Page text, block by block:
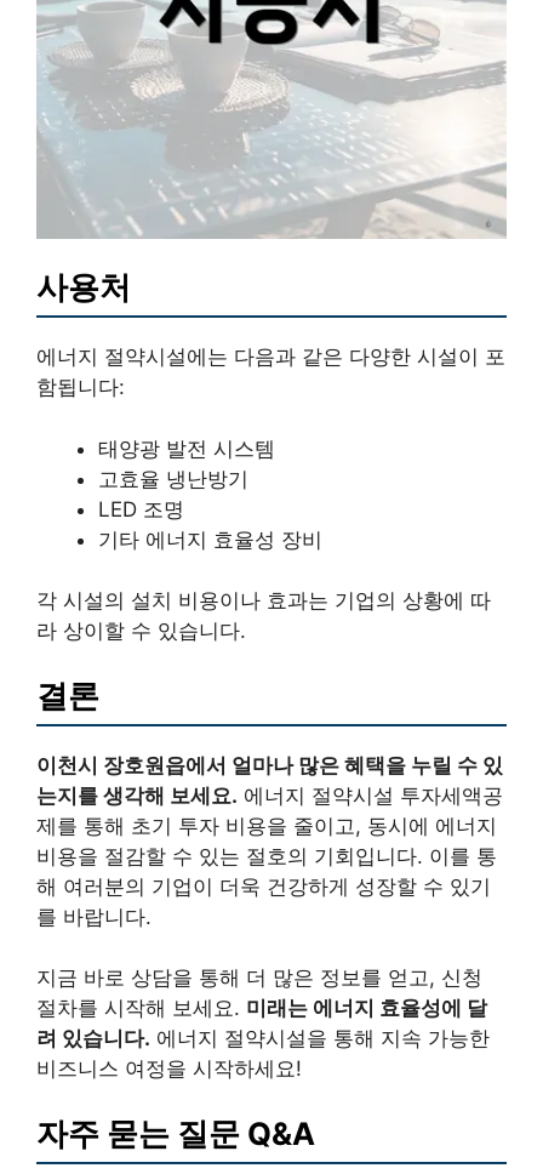
사용처
에너지 절약시설에는 다음과 같은 다양한 시설이 포
함됩니다:
태양광 발전 시스템
고효율 냉난방기
LED 조명
기타 에너지 효율성 장비
각 시설의 설치 비용이나 효과는 기업의 상황에 따
라 상이할 수 있습니다.
결론
이천시 장호원읍에서 얼마나 많은 혜택을 누릴 수 있
는지를 생각해 보세요. 에너지 절약시설 투자세액공
제를 통해 초기 투자 비용을 줄이고, 동시에 에너지
비용을 절감할 수 있는 절호의 기회입니다. 이를 통
해 여러분의 기업이 더욱 건강하게 성장할 수 있기
를 바랍니다.
지금 바로 상담을 통해 더 많은 정보를 얻고, 신청
절차를 시작해 보세요. 미래는 에너지 효율성에 달
려 있습니다. 에너지 절약시설을 통해 지속 가능한
비즈니스 여정을 시작하세요!
자주 묻는 질문 Q&A